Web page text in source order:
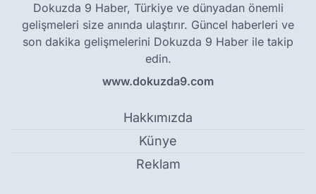
Dokuzda 9 Haber, Türkiye ve dünyadan önemli
gelişmeleri size anında ulaştırır. Güncel haberleri ve
son dakika gelişmelerini Dokuzda 9 Haber ile takip
edin.
www.dokuzda9.com
Hakkımızda
Künye
Reklam